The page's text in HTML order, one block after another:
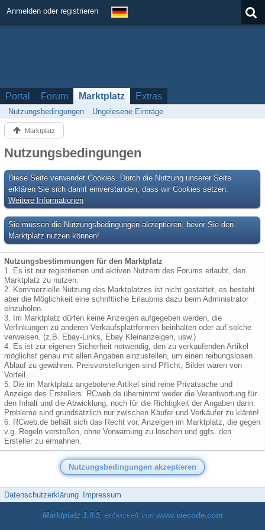
Anmelden oder registrieren
Portal Forum Marktplatz Extras
Nutzungsbedingungen Ungelesene Einträge
Marktplatz
Nutzungsbedingungen
Diese Seite verwendet Cookies. Durch die Nutzung unserer Seite
erklären Sie sich damit einverstanden, dass wir Cookies setzen.
Weitere Informationen
Sie müssen die Nutzungsbedingungen akzeptieren, bevor Sie den
Marktplatz nutzen können!
Nutzungsbestimmungen für den Marktplatz
1. Es ist nur registrierten und aktiven Nutzern des Forums erlaubt, den
Marktplatz zu nutzen.
2. Kommerzielle Nutzung des Marktplatzes ist nicht gestattet, es besteht
aber die Möglichkeit eine schriftliche Erlaubnis dazu beim Administrator
einzuholen.
3. Im Marktplatz dürfen keine Anzeigen aufgegeben werden, die
Verlinkungen zu anderen Verkaufsplattformen beinhalten oder auf solche
verweisen. (z.B. Ebay-Links, Ebay Kleinanzeigen, usw.)
4. Es ist zur eigenen Sicherheit notwendig, den zu verkaufenden Artikel
möglichst genau mit allen Angaben einzustellen, um einen reibungslosen
Ablauf zu gewähren. Preisvorstellungen sind Pflicht, Bilder wären von
Vorteil.
5. Die im Marktplatz angebotene Artikel sind reine Privatsache und
Anzeige des Erstellers. RCweb.de übernimmt weder die Verantwortung für
den Inhalt und die Abwicklung, noch für die Richtigkeit der Angaben darin.
Probleme sind grundsätzlich nur zwischen Käufer und Verkäufer zu klären!
6. RCweb.de behält sich das Recht vor, Anzeigen im Marktplatz, die gegen
v.g. Regeln verstoßen, ohne Vorwarnung zu löschen und ggfs. den
Ersteller zu ermahnen.
Datenschutzerklärung Impressum
Marktplatz 1.0.5, entwickelt von www.viecode.com